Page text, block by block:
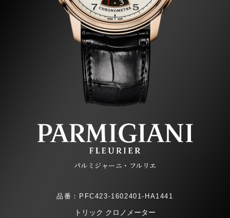
パルミジャーニ・フルリエ
品番：PFC423-1602401-HA1441
トリック クロノメーター